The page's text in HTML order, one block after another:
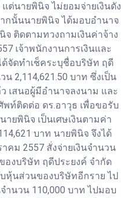
แต่นายพินิจ ไม่ยอมจ่ายเงินดัง
กนั้นนายพินิจ ได้มอบอำนาจ
ติดตามทวงถามเงินค่าจ้าง
เจ้าพนักงานการเงินและ
จัดทำเช็คระบุชื่อบริษัท ฤดี
น 2,114,621.50 บาท ซึ่งเป็น
เสนอผู้มีอำนาจลงนาม และ
ท์ติดต่อ ดร.อาวุธ เพื่อขอรับ
ายพินิจ เป็นเศษเงินตามค่า
บาท นายพินิจ จึงได้
คม 2557 สั่งจ่ายเงินจำนวน
องบริษัท ฤดีประยงค์ จำกัด
หุ้นส่วนของบริษัทอีกราย ไป
ำนวน 110,000 บาท ไปมอบ